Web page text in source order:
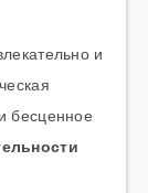
и
бесценное